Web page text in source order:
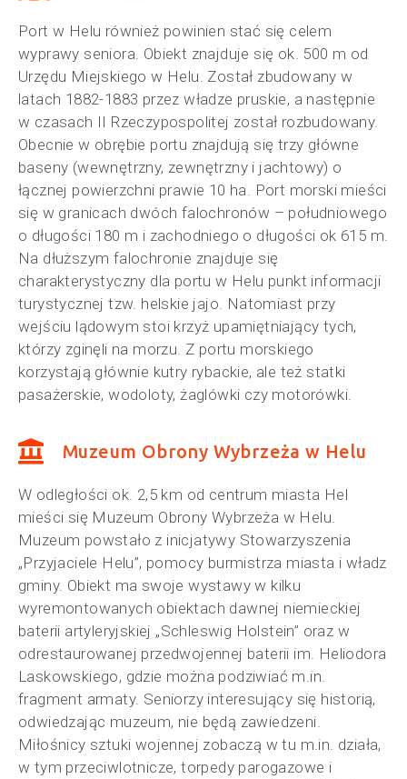
Port w Helu również powinien stać się celem
wyprawy seniora. Obiekt znajduje się ok. 500 m od
Urzędu Miejskiego w Helu. Został zbudowany w
latach 1882-1883 przez władze pruskie, a następnie
w czasach II Rzeczypospolitej został rozbudowany.
Obecnie w obrębie portu znajdują się trzy główne
baseny (wewnętrzny, zewnętrzny i jachtowy) o
łącznej powierzchni prawie 10 ha. Port morski mieści
się w granicach dwóch falochronów – południowego
o długości 180 m i zachodniego o długości ok 615 m.
Na dłuższym falochronie znajduje się
charakterystyczny dla portu w Helu punkt informacji
turystycznej tzw. helskie jajo. Natomiast przy
wejściu lądowym stoi krzyż upamiętniający tych,
którzy zginęli na morzu. Z portu morskiego
korzystają głównie kutry rybackie, ale też statki
pasażerskie, wodoloty, żaglówki czy motorówki.
Muzeum Obrony Wybrzeża w Helu
W odległości ok. 2,5 km od centrum miasta Hel
mieści się Muzeum Obrony Wybrzeża w Helu.
Muzeum powstało z inicjatywy Stowarzyszenia
„Przyjaciele Helu”, pomocy burmistrza miasta i władz
gminy. Obiekt ma swoje wystawy w kilku
wyremontowanych obiektach dawnej niemieckiej
baterii artyleryjskiej „Schleswig Holstein” oraz w
odrestaurowanej przedwojennej baterii im. Heliodora
Laskowskiego, gdzie można podziwiać m.in.
fragment armaty. Seniorzy interesujący się historią,
odwiedzając muzeum, nie będą zawiedzeni.
Miłośnicy sztuki wojennej zobaczą w tu m.in. działa,
w tym przeciwlotnicze, torpedy parogazowe i